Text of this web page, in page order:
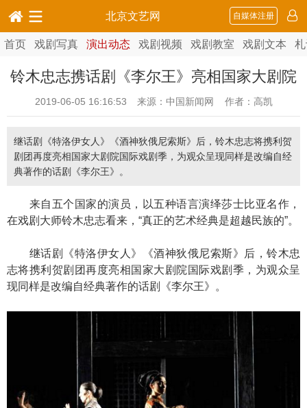
北京文艺网 自媒体注册
首页 戏剧写真 演出动态 戏剧视频 戏剧教室 戏剧文本
铃木忠志携话剧《李尔王》亮相国家大剧院
2019-06-05 16:16:53 来源：中国新闻网 作者：高凯
继话剧《特洛伊女人》《酒神狄俄尼索斯》后，铃木忠志将携利贺
剧团再度亮相国家大剧院国际戏剧季，为观众呈现同样是改编自经
典著作的话剧《李尔王》。
来自五个国家的演员，以五种语言演绎莎士比亚名作，
在戏剧大师铃木忠志看来，“真正的艺术经典是超越民族的”。
继话剧《特洛伊女人》《酒神狄俄尼索斯》后，铃木忠
志将携利贺剧团再度亮相国家大剧院国际戏剧季，为观众呈
现同样是改编自经典著作的话剧《李尔王》。